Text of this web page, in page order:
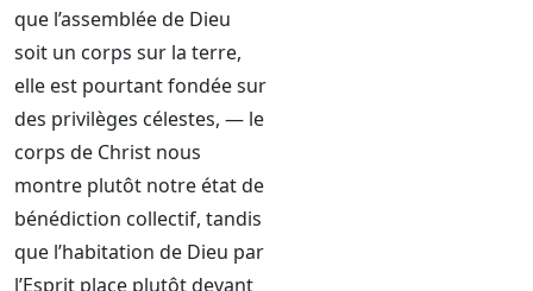
que l’assemblée de Dieu
soit un corps sur la terre,
elle est pourtant fondée sur
des privilèges célestes, — le
corps de Christ nous
montre plutôt notre état de
bénédiction collectif, tandis
que l’habitation de Dieu par
l’Esprit place plutôt devant